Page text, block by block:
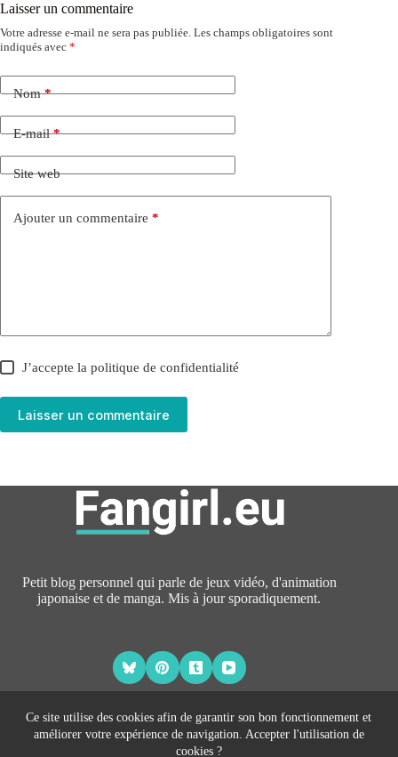
Ce site utilise des cookies afin de garantir son bon fonctionnement et
améliorer votre expérience de navigation. Accepter l'utilisation de
cookies ?
Laisser un commentaire
Votre adresse e-mail ne sera pas publiée. Les champs obligatoires sont
indiqués avec *
Nom*
E-mail*
Site web
Ajouter un commentaire *
J’accepte lapolitique de confidentialité
Laisser un commentaire
Petit blog personnel qui parle de jeux vidéo, d'animation
japonaise et de manga. Mis à jour sporadiquement.
À PROPOS
CONTACT